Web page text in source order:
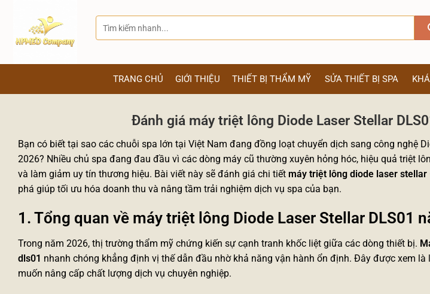
kiếm:
TRANG CHỦ GIỚI THIỆU THIẾT BỊ THẨM MỸ SỬA THIẾT BỊ SPA
Đánh giá máy triệt lông Diode Laser Stellar
Bạn có biết tại sao các chuỗi spa lớn tại Việt Nam đang đồng loạt chuyển dịch sang công nghệ
2026? Nhiều chủ spa đang đau đầu vì các dòng máy cũ thường xuyên hỏng hóc, hiệu quả triệt
và làm giảm uy tín thương hiệu. Bài viết này sẽ đánh giá chi tiết máy triệt lông diode laser stellar
phá giúp tối ưu hóa doanh thu và nâng tầm trải nghiệm dịch vụ spa của bạn.
1. Tổng quan về máy triệt lông Diode Laser Stellar DLS01
Trong năm 2026, thị trường thẩm mỹ chứng kiến sự cạnh tranh khốc liệt giữa các dòng thiết bị.
dls01 nhanh chóng khẳng định vị thế dẫn đầu nhờ khả năng vận hành ổn định. Đây được xem
muốn nâng cấp chất lượng dịch vụ chuyên nghiệp.